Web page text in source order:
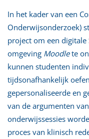
In het kader van een
Onderwijsonderzoek)
project om een digitale
omgeving Moodlete
kunnen studenten
tijdsonafhankelijk
gepersonaliseerde en
van de argumenten
onderwijssessies
proces van klinisch